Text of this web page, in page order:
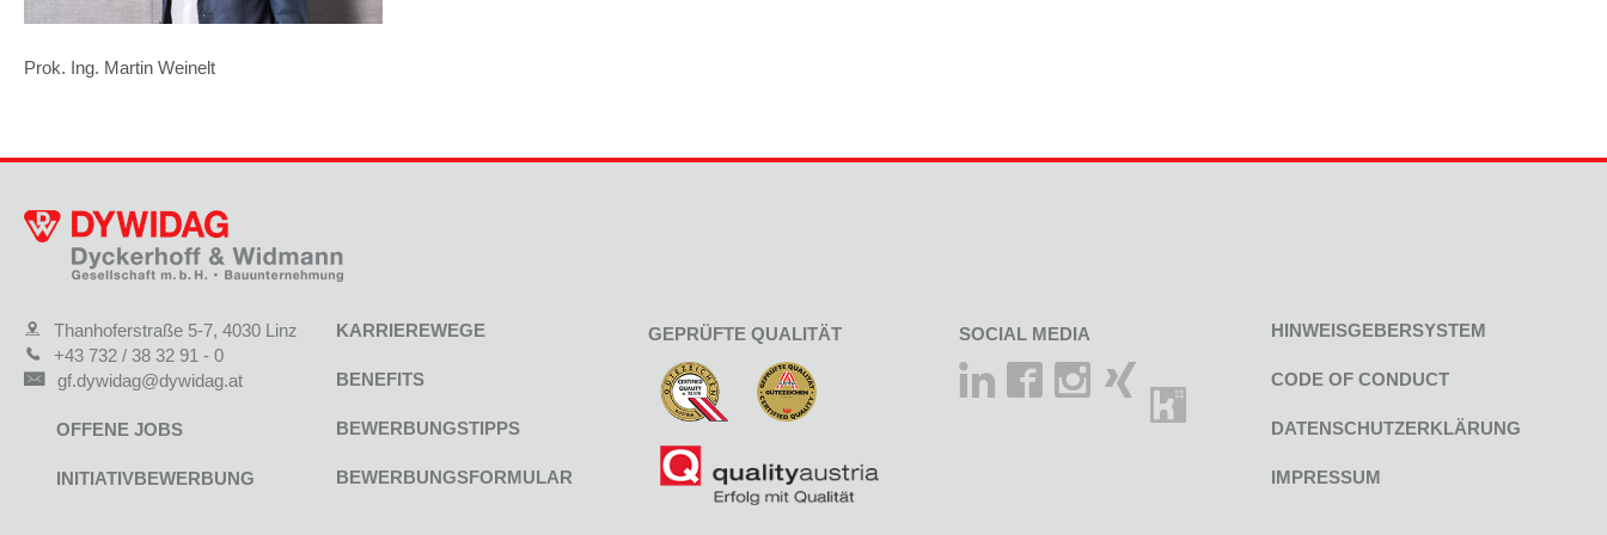
Prok. Ing. Martin Weinelt
Thanhoferstraße 5-7, 4030 Linz
+43 732 / 38 32 91 - 0
gf.dywidag@dywidag.at
OFFENE JOBS
INITIATIVBEWERBUNG
KARRIEREWEGE
BENEFITS
BEWERBUNGSTIPPS
BEWERBUNGSFORMULAR
GEPRÜFTE QUALITÄT SOCIAL MEDIA HINWEISGEBERSYSTEM
CODE OF CONDUCT
DATENSCHUTZERKLÄRUNG
IMPRESSUM